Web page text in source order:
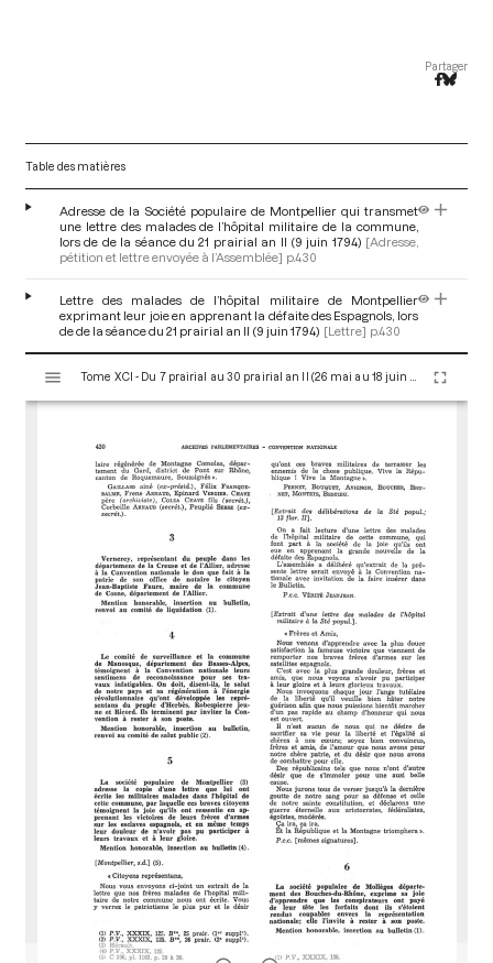
Partager
Table des matières
Adresse de la Société populaire de Montpellier qui transmet
une lettre des malades de l’hôpital militaire de la commune,
lors de de la séance du 21 prairial an II (9 juin 1794) [Adresse,
pétition et lettre envoyée à l’Assemblée] p.430
Lettre des malades de l’hôpital militaire de Montpellier
exprimant leur joie en apprenant la défaite des Espagnols, lors
de de la séance du 21 prairial an II (9 juin 1794) [Lettre] p.430
s